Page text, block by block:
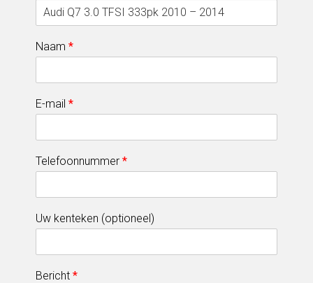
Naam *
E-mail *
Telefoonnummer *
Uw kenteken (optioneel)
Bericht *